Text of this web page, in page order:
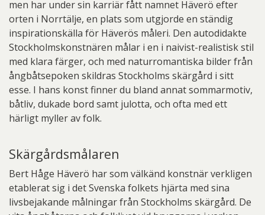
men har under sin karriär fått namnet Häverö efter
orten i Norrtälje, en plats som utgjorde en ständig
inspirationskälla för Häverös måleri. Den autodidakte
Stockholmskonstnären målar i en i naivist-realistisk stil
med klara färger, och med naturromantiska bilder från
ångbåtsepoken skildras Stockholms skärgård i sitt
esse. I hans konst finner du bland annat sommarmotiv,
båtliv, dukade bord samt julotta, och ofta med ett
härligt myller av folk.
Skärgårdsmålaren
Bert Håge Häverö har som välkänd konstnär verkligen
etablerat sig i det Svenska folkets hjärta med sina
livsbejakande målningar från Stockholms skärgård. De